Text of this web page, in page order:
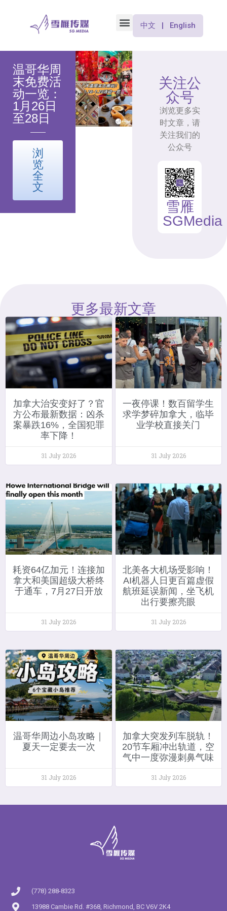
中文 | English
温哥华周
末免费活
动一览：
1月26日
至28日
浏
览
全
文
关注公
众号
浏览更多实
时文章，请
关注我们的
公众号
雪雁
SGMedia
更多最新文章
加拿大治安变好了？官
方公布最新数据：凶杀
案暴跌16%，全国犯罪
率下降！
31 July 2026
一夜停课！数百留学生
求学梦碎加拿大，临毕
业学校直接关门
31 July 2026
耗资64亿加元！连接加
拿大和美国超级大桥终
于通车，7月27日开放
31 July 2026
北美各大机场受影响！
AI机器人日更百篇虚假
航班延误新闻，坐飞机
出行要擦亮眼
31 July 2026
温哥华周边小岛攻略｜
夏天一定要去一次
31 July 2026
加拿大突发列车脱轨！
20节车厢冲出轨道，空
气中一度弥漫刺鼻气味
31 July 2026
(778) 288-8323
13988 Cambie Rd. #368, Richmond, BC V6V 2K4